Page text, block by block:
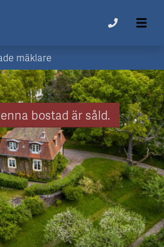
mäklare
bostad är såld.